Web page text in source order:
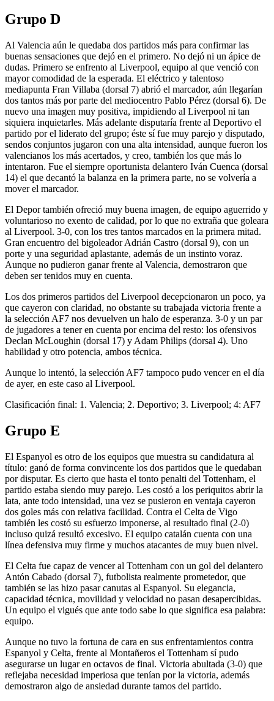
Grupo D
Al Valencia aún le quedaba dos partidos más para confirmar las
buenas sensaciones que dejó en el primero. No dejó ni un ápice de
dudas. Primero se enfrento al Liverpool, equipo al que venció con
mayor comodidad de la esperada. El eléctrico y talentoso
mediapunta Fran Villaba (dorsal 7) abrió el marcador, aún llegarían
dos tantos más por parte del mediocentro Pablo Pérez (dorsal 6). De
nuevo una imagen muy positiva, impidiendo al Liverpool ni tan
siquiera inquietarles. Más adelante disputaría frente al Deportivo el
partido por el liderato del grupo; éste sí fue muy parejo y disputado,
sendos conjuntos jugaron con una alta intensidad, aunque fueron los
valencianos los más acertados, y creo, también los que más lo
intentaron. Fue el siempre oportunista delantero Iván Cuenca (dorsal
14) el que decantó la balanza en la primera parte, no se volvería a
mover el marcador.
El Depor también ofreció muy buena imagen, de equipo aguerrido y
voluntarioso no exento de calidad, por lo que no extraña que goleara
al Liverpool. 3-0, con los tres tantos marcados en la primera mitad.
Gran encuentro del bigoleador Adrián Castro (dorsal 9), con un
porte y una seguridad aplastante, además de un instinto voraz.
Aunque no pudieron ganar frente al Valencia, demostraron que
deben ser tenidos muy en cuenta.
Los dos primeros partidos del Liverpool decepcionaron un poco, ya
que cayeron con claridad, no obstante su trabajada victoria frente a
la selección AF7 nos devuelven un halo de esperanza. 3-0 y un par
de jugadores a tener en cuenta por encima del resto: los ofensivos
Declan McLoughin (dorsal 17) y Adam Philips (dorsal 4). Uno
habilidad y otro potencia, ambos técnica.
Aunque lo intentó, la selección AF7 tampoco pudo vencer en el día
de ayer, en este caso al Liverpool.
Clasificación final: 1. Valencia; 2. Deportivo; 3. Liverpool; 4: AF7
Grupo E
El Espanyol es otro de los equipos que muestra su candidatura al
título: ganó de forma convincente los dos partidos que le quedaban
por disputar. Es cierto que hasta el tonto penalti del Tottenham, el
partido estaba siendo muy parejo. Les costó a los periquitos abrir la
lata, ante todo intensidad, una vez se pusieron en ventaja cayeron
dos goles más con relativa facilidad. Contra el Celta de Vigo
también les costó su esfuerzo imponerse, al resultado final (2-0)
incluso quizá resultó excesivo. El equipo catalán cuenta con una
línea defensiva muy firme y muchos atacantes de muy buen nivel.
El Celta fue capaz de vencer al Tottenham con un gol del delantero
Antón Cabado (dorsal 7), futbolista realmente prometedor, que
también se las hizo pasar canutas al Espanyol. Su elegancia,
capacidad técnica, movilidad y velocidad no pasan desapercibidas.
Un equipo el vigués que ante todo sabe lo que significa esa palabra:
equipo.
Aunque no tuvo la fortuna de cara en sus enfrentamientos contra
Espanyol y Celta, frente al Montañeros el Tottenham sí pudo
asegurarse un lugar en octavos de final. Victoria abultada (3-0) que
reflejaba necesidad imperiosa que tenían por la victoria, además
demostraron algo de ansiedad durante tamos del partido.